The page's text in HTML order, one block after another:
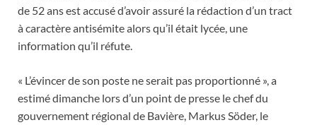
de 52 ans est accusé d’avoir assuré la rédaction d’un tract
à caractère antisémite alors qu’il était lycée, une
information qu’il réfute.
« L’évincer de son poste ne serait pas proportionné », a
estimé dimanche lors d’un point de presse le chef du
gouvernement régional de Bavière, Markus Söder, le